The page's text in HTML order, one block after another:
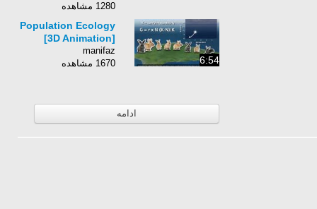
1280 مشاهده
6:54
Population Ecology
[3D Animation]
manifaz
1670 مشاهده
ادامه